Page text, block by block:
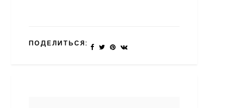
ПОДЕЛИТЬСЯ: